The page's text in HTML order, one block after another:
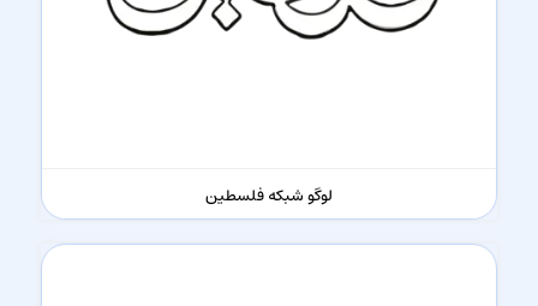
لوگو شبکه فلسطین